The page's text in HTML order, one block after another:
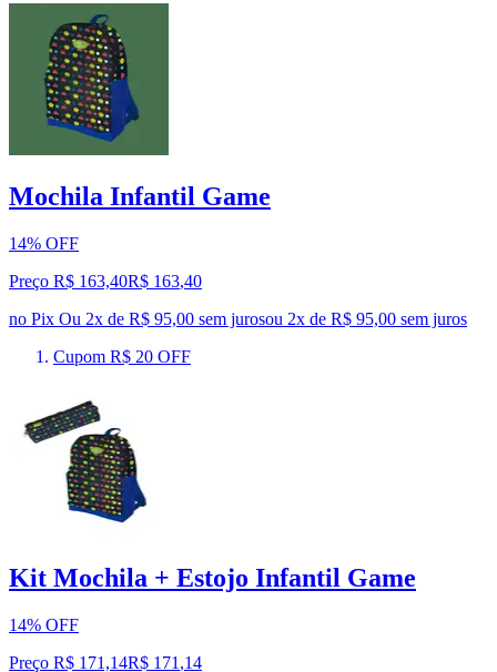
Mochila Infantil Game
14% OFF
Preço R$ 163,40R$ 163,40
no Pix Ou 2x de R$ 95,00 sem jurosou 2x de R$ 95,00 sem juros
Cupom R$ 20 OFF
Kit Mochila + Estojo Infantil Game
14% OFF
Preço R$ 171,14R$ 171 ,14